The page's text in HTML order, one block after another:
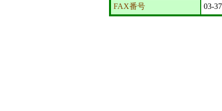
FAX番号
03-